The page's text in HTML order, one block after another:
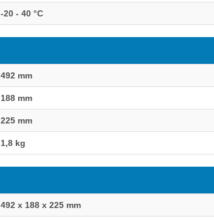
-20 - 40 °C
492 mm
188 mm
225 mm
1,8 kg
492 x 188 x 225 mm